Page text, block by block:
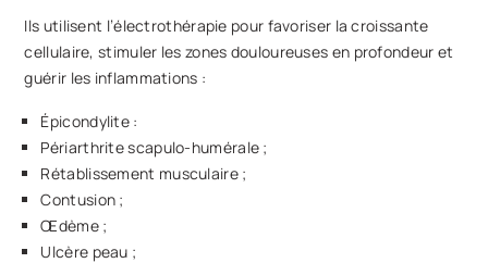
Ils utilisent l’électrothérapie pour favoriser la croissante
cellulaire, stimuler les zones douloureuses en profondeur et
guérir les inflammations :
Épicondylite :
Périarthrite scapulo-humérale ;
Rétablissement musculaire ;
Contusion ;
Œdème ;
Ulcère peau ;